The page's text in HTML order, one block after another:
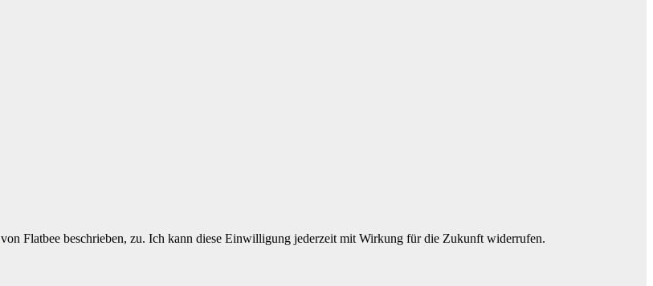
von Flatbee beschrieben, zu. Ich kann diese Einwilligung jederzeit mit Wirkung für die Zukunft widerrufen.